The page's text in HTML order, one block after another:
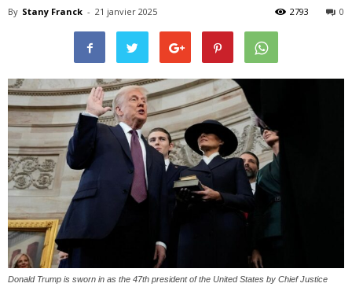
By Stany Franck - 21 janvier 2025 0
2793
Donald Trump is sworn in as the 47th president of the United States by Chief Justice